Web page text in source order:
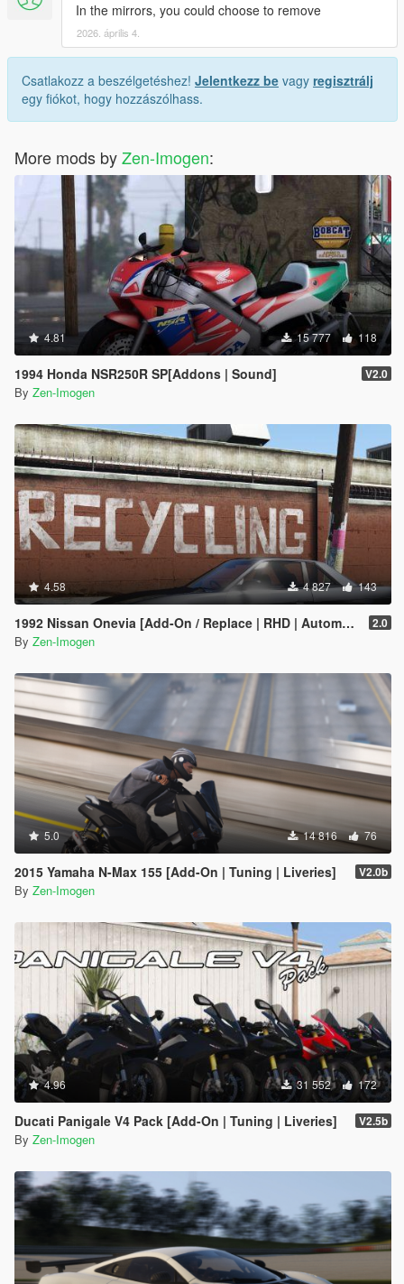
In the mirrors, you could choose to remove
2026. április 4.
Csatlakozz a beszélgetéshez! Jelentkezz be vagy regisztrálj
egy fiókot, hogy hozzászólhass.
More mods byZen-Imogen:
4.81 15 777 118
1994 Honda NSR250R SP[Addons | Sound] V2.0
By Zen-Imogen
4.58 4 827 143
1992 Nissan Onevia [Add-On / Replace | RHD | Automatic Headlight] 2.0
By Zen-Imogen
5.0 14 816 76
2015 Yamaha N-Max 155 [Add-On | Tuning | Liveries] V2.0b
By Zen-Imogen
4.96 31 552 172
Ducati Panigale V4 Pack [Add-On | Tuning | Liveries] V2.5b
By Zen-Imogen